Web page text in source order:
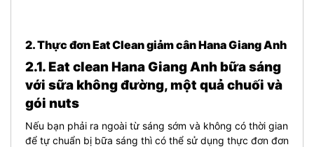
2. Thực đơn Eat Clean giảm cân Hana Giang Anh
2.1. Eat clean Hana Giang Anh bữa sáng
với sữa không đường, một quả chuối và
gói nuts
Nếu bạn phải ra ngoài từ sáng sớm và không có thời gian
để tự chuẩn bị bữa sáng thì có thể sử dụng thực đơn đơn